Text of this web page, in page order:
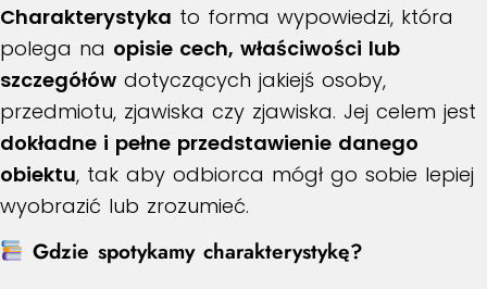
Charakterystyka to forma wypowiedzi, która
polega na opisie cech, właściwości lub
szczegółów dotyczących jakiejś osoby,
przedmiotu, zjawiska czy zjawiska. Jej celem jest
dokładne i pełne przedstawienie danego
obiektu, tak aby odbiorca mógł go sobie lepiej
wyobrazić lub zrozumieć.
Gdzie spotykamy charakterystykę?